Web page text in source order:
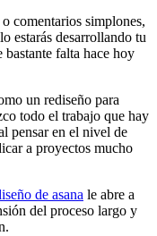
comentarios simplones,
estarás desarrollando tu
bastante falta hace hoy
un rediseño para
todo el trabajo que hay
pensar en el nivel de
a proyectos mucho
de asana le abre a
del proceso largo y